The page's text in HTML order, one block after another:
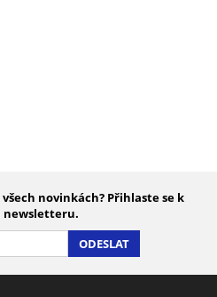
novinkách? Přihlaste se k
newsletteru.
ODESLAT